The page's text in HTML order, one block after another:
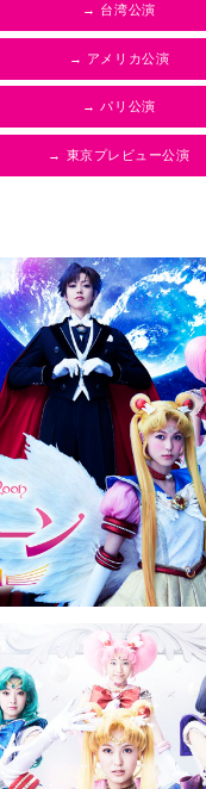
→ 台湾公演
→ アメリカ公演
→ パリ公演
→ 東京プレビュー公演